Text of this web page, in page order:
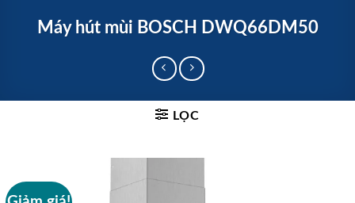
Máy hút mùi BOSCH DWQ66DM50
LỌC